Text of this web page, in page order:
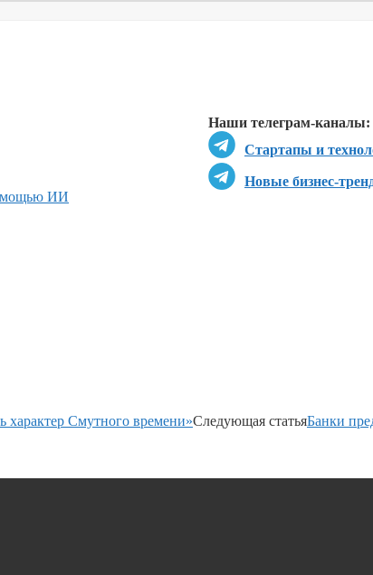
Наши телеграм-каналы:
Стартапы и
Новые бизнес-
ИИ
характер Смутного времени»Следующая статьяБанки